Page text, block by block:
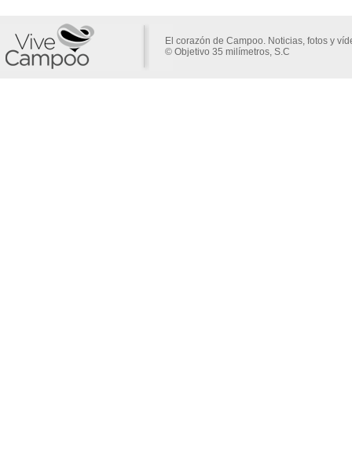
El corazón de Campoo. Noticias, fotos y
© Objetivo 35 milímetros, S.C